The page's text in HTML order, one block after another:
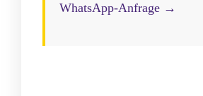
WhatsApp-Anfrage →